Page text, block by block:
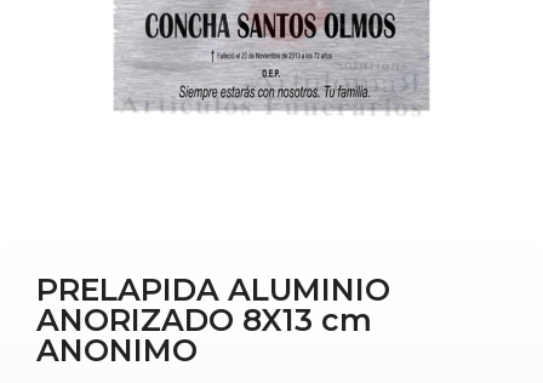
PRELAPIDA ALUMINIO
ANORIZADO 8X13 cm
ANONIMO